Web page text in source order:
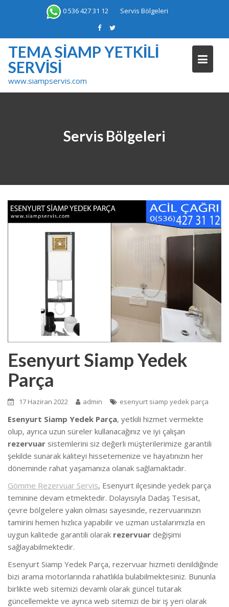
0 536 427 31 12 Servis Bölgeleri
TEMA SIAMP YETKILI
SERVISI
www.siampservis.com
Servis Bölgeleri
Esenyurt Siamp Yedek
Parça
17 Haziran 2022 admin esenyurt siamp yedek parça
Esenyurt Siamp Yedek Parça, yetkili hizmet vermekte
olup, ayrıca uzun süreler kullanacağınız ve iyi çalışan
rezervuar sistemlerini siz değerli müşterilerimize garantili
şekilde sunarak kaliteyi hissetemenize ve hayatınızın her
döneminde rahat yaşamanıza olanak sağlamaktadır.
Gömme Rezervuar Servis, Esenyurt ilçesinde yedek parça
teminine devam etmektedir. Dolayısıyla Dadaş Tesisat,
çevre bölgelere yakın olması sayesinde, rezervuarınızın
tamirini hemen hızlıca yapabilir ve uzman ustalarımızla en
uygun kalitede garantili olarak rezervuar değişimi
sağlayabilmektedir.
Esenyurt Siamp Yedek Parça, rezervuar hizmeti denildiğinde
bizi arama motorlarında rahatlıkla bulabilmektesiniz. Bununla
birlikte web sitemizi devamlı olarak güncel tutarak
güncellemekte ve ayrıca web sitemizi de bir iş yeri olarak